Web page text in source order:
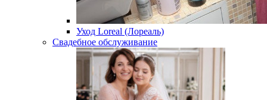
Уход Loreal (Лореаль)
Свадебное обслуживание